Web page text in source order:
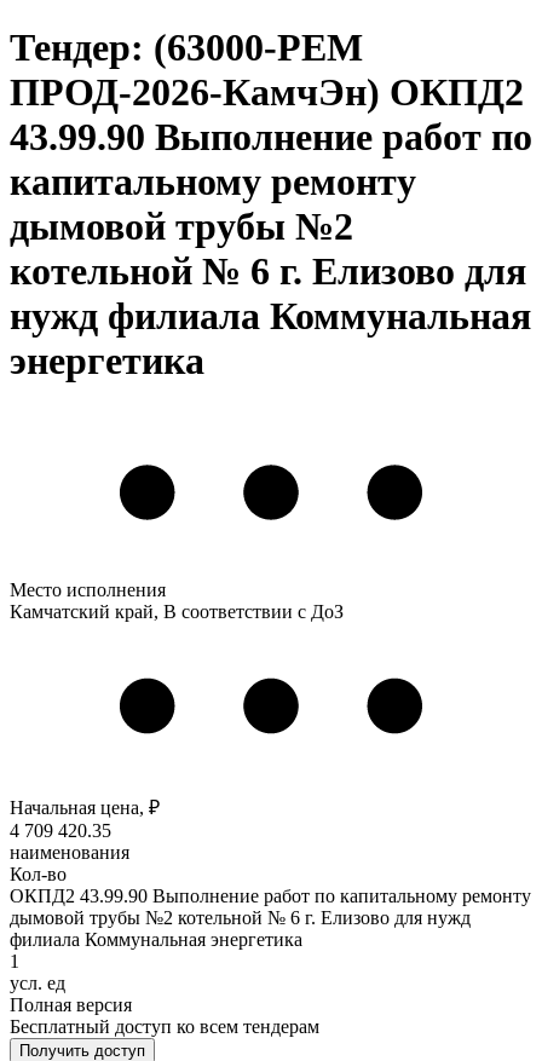
Тендер: (63000-РЕМ
ПРОД-2026-КамчЭн) ОКПД2
43.99.90 Выполнение работ по
капитальному ремонту
дымовой трубы №2
котельной № 6 г. Елизово для
нужд филиала Коммунальная
энергетика
Место исполнения
Камчатский край, В соответствии с ДоЗ
Начальная цена, ₽
4 709 420.35
наименования
Кол-во
ОКПД2 43.99.90 Выполнение работ по капитальному ремонту
дымовой трубы №2 котельной № 6 г. Елизово для нужд
филиала Коммунальная энергетика
1
усл. ед
Полная версия
Бесплатный доступ ко всем тендерам
Получить доступ